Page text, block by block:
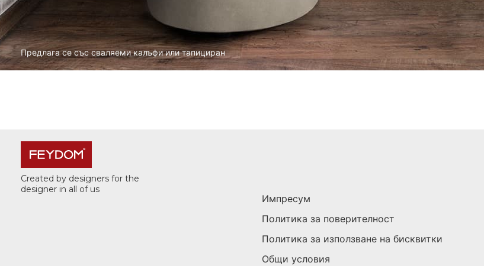
Предлага се със сваляеми калъфи или тапициран
Created by designers for the
designer in all of us
Импресум
Политика за поверителност
Политика за използване на бисквитки
Общи условия